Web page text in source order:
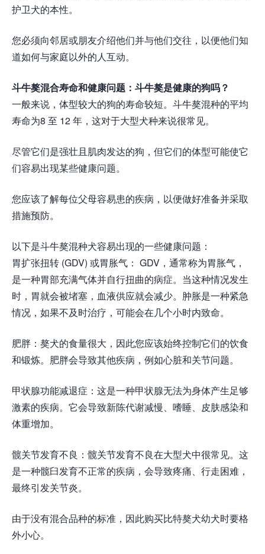
护卫犬的本性。
您必须向邻居或朋友介绍他们并与他们交往，以便他们知
道如何与家庭以外的人互动。
斗牛獒混合寿命和健康问题：斗牛獒是健康的狗吗？
一般来说，体型较大的狗的寿命较短。斗牛獒混种的平均
寿命为8 至 12 年，这对于大型犬种来说很常见。
尽管它们是强壮且肌肉发达的狗，但它们的体型可能使它
们容易出现某些健康问题。
您应该了解每位父母容易患的疾病，以便做好准备并采取
措施预防。
以下是斗牛獒混种犬容易出现的一些健康问题：
胃扩张扭转 (GDV) 或胃胀气： GDV，通常称为胃胀气，
是一种胃部充满气体并自行扭曲的病症。当这种情况发生
时，胃就会被堵塞，血液供应就会减少。肿胀是一种紧急
情况，如果不及时治疗，可能会在几个小时内致命。
肥胖：獒犬的食量很大，因此您应该始终控制它们的饮食
和锻炼。肥胖会导致其他疾病，例如心脏和关节问题。
甲状腺功能减退症：这是一种甲状腺无法为身体产生足够
激素的疾病。它会导致新陈代谢减慢、嗜睡、皮肤感染和
体重增加。
髋关节发育不良：髋关节发育不良在大型犬中很常见。这
是一种髋臼发育不正常的疾病，会导致疼痛、行走困难，
最终引发关节炎。
由于没有混合品种的标准，因此购买比特獒犬幼犬时要格
外小心。